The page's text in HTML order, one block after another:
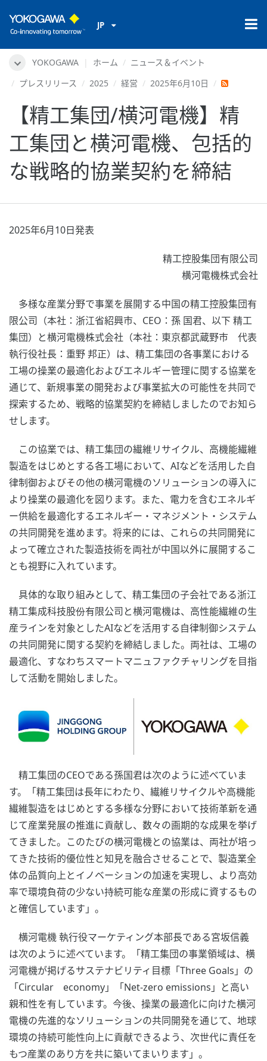
JP
YOKOGAWA ホーム
ニュース＆イベント
プレスリリース
2025 経営 2025年6月10日
【精工集団/横河電機】精
工集団と横河電機、包括的
な戦略的協業契約を締結
2025年6月10日発表
精工控股集団有限公司
横河電機株式会社
多様な産業分野で事業を展開する中国の精工控股集団有
限公司（本社：浙江省紹興市、CEO：孫 国君、以下 精工
集団）と横河電機株式会社（本社：東京都武蔵野市 代表
執行役社長：重野 邦正）は、精工集団の各事業における
工場の操業の最適化およびエネルギー管理に関する協業を
通じて、新規事業の開発および事業拡大の可能性を共同で
探索するため、戦略的協業契約を締結しましたのでお知ら
せします。
この協業では、精工集団の繊維リサイクル、高機能繊維
製造をはじめとする各工場において、AIなどを活用した自
律制御およびその他の横河電機のソリューションの導入に
より操業の最適化を図ります。また、電力を含むエネルギ
ー供給を最適化するエネルギー・マネジメント・システム
の共同開発を進めます。将来的には、これらの共同開発に
よって確立された製造技術を両社が中国以外に展開するこ
とも視野に入れています。
具体的な取り組みとして、精工集団の子会社である浙江
精工集成科技股份有限公司と横河電機は、高性能繊維の生
産ラインを対象としたAIなどを活用する自律制御システム
の共同開発に関する契約を締結しました。両社は、工場の
最適化、すなわちスマートマニュファクチャリングを目指
して活動を開始しました。
精工集団のCEOである孫国君は次のように述べていま
す。「精工集団は長年にわたり、繊維リサイクルや高機能
繊維製造をはじめとする多様な分野において技術革新を通
じて産業発展の推進に貢献し、数々の画期的な成果を挙げ
てきました。このたびの横河電機との協業は、両社が培っ
てきた技術的優位性と知見を融合させることで、製造業全
体の品質向上とイノベーションの加速を実現し、より高効
率で環境負荷の少ない持続可能な産業の形成に資するもの
と確信しています」。
横河電機 執行役マーケティング本部長である宮坂信義
は次のように述べています。「精工集団の事業領域は、横
河電機が掲げるサステナビリティ目標「Three Goals」の
「Circular economy」「Net-zero emissions」と高い
親和性を有しています。今後、操業の最適化に向けた横河
電機の先進的なソリューションの共同開発を通じて、地球
環境の持続可能性向上に貢献できるよう、次世代に責任を
もつ産業のあり方を共に築いてまいります」。